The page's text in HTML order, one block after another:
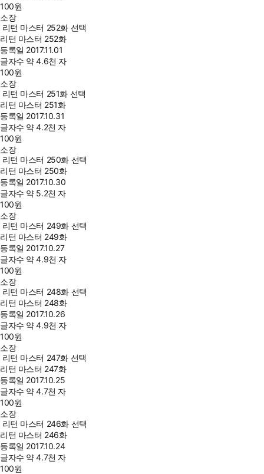
100원
소장
리턴 마스터 252화 선택
리턴 마스터 252화
등록일 2017.11.01
글자수 약 4.6천 자
100원
소장
리턴 마스터 251화 선택
리턴 마스터 251화
등록일 2017.10.31
글자수 약 4.2천 자
100원
소장
리턴 마스터 250화 선택
리턴 마스터 250화
등록일 2017.10.30
글자수 약 5.2천 자
100원
소장
리턴 마스터 249화 선택
리턴 마스터 249화
등록일 2017.10.27
글자수 약 4.9천 자
100원
소장
리턴 마스터 248화 선택
리턴 마스터 248화
등록일 2017.10.26
글자수 약 4.9천 자
100원
소장
리턴 마스터 247화 선택
리턴 마스터 247화
등록일 2017.10.25
글자수 약 4.7천 자
100원
소장
리턴 마스터 246화 선택
리턴 마스터 246화
등록일 2017.10.24
글자수 약 4.7천 자
100원